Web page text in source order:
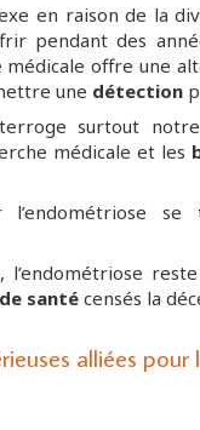
en raison de la
pendant des
offre une
une détection
surtout
médicale et les
l’endométriose
reste
santé censés la
alliées